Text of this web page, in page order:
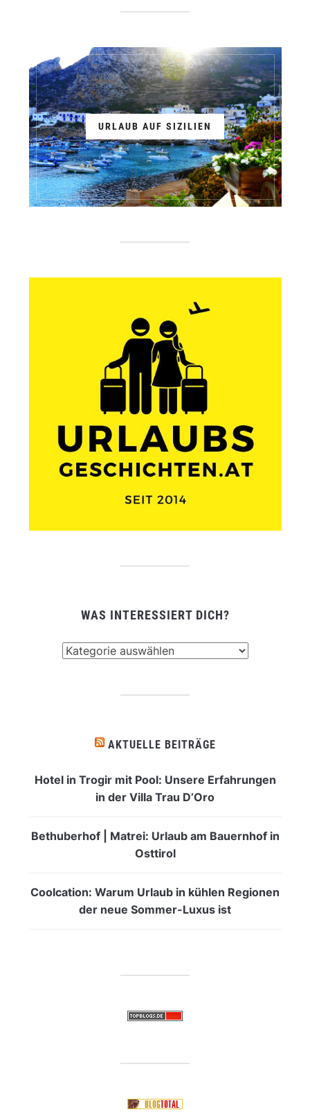
URLAUB AUF SIZILIEN
WAS INTERESSIERT DICH?
AKTUELLE BEITRÄGE
Hotel in Trogir mit Pool: Unsere Erfahrungen
in der Villa Trau D’Oro
Bethuberhof | Matrei: Urlaub am Bauernhof in
Osttirol
Coolcation: Warum Urlaub in kühlen Regionen
der neue Sommer-Luxus ist